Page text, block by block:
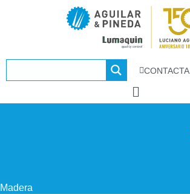
CONTACTA
Madera